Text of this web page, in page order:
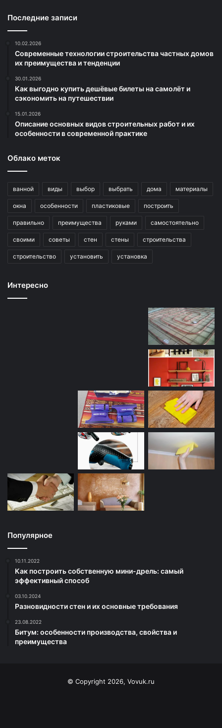
Последние записи
10.02.2026
Современные технологии строительства частных домов
их преимущества и тенденции
30.01.2026
Как выгодно купить дешёвые билеты на самолёт и
сэкономить на путешествии
15.01.2026
Описание основных видов строительных работ и их
особенности в современной практике
Облако меток
ванной виды выбор выбрать дома материалы
окна особенности пластиковые построить
правильно преимущества руками самостоятельно
своими советы стен стены строительства
строительство установить установка
Интересно
Популярное
10.11.2022
Как построить собственную мини-дрель: самый
эффективный способ
03.10.2024
Разновидности стен и их основные требования
23.08.2022
Битум: особенности производства, свойства и
преимущества
© Copyright 2026, Vovuk.ru